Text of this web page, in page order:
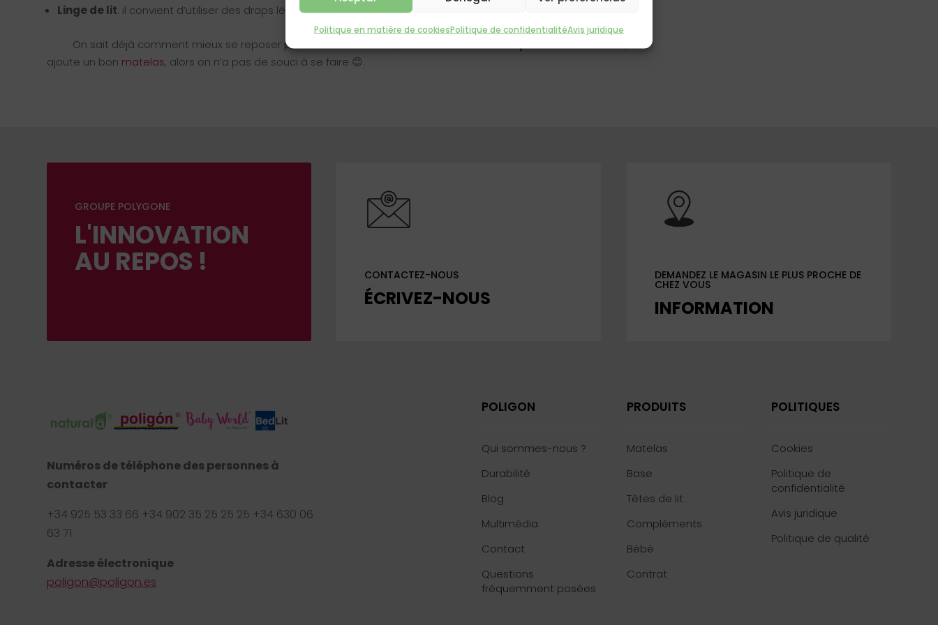
Politique en matière de cookiesPolitique de confidentialitéAvis juridique
Linge de lit: il convient d’utiliser des draps légers, par exemple en coton, en fibres naturelles ou en soie.
⠀⠀⠀ On sait déjà comment mieux se reposer pendant cet été 2023, si à tous ces
ajoute un bon matelas, alors on n’a pas de souci à se faire 😊.
GROUPE POLYGONE
L'INNOVATION
AU REPOS ! CONTACTEZ-NOUS
ÉCRIVEZ-NOUS
DEMANDEZ LE MAGASIN LE PLUS PROCHE DE
CHEZ VOUS
INFORMATION
Numéros de téléphone des personnes à
contacter
+34 925 53 33 66 +34 902 35 25 25 25 +34 630 06
63 71
Adresse électronique
poligon@poligon.es
POLIGON
Qui sommes-nous ?
Durabilité
Blog
Multimédia
Contact
Questions
fréquemment posées
PRODUITS
Matelas
Base
Têtes de lit
Compléments
Bébé
Contrat
POLITIQUES
Cookies
Politique de
confidentialité
Avis juridique
Politique de qualité